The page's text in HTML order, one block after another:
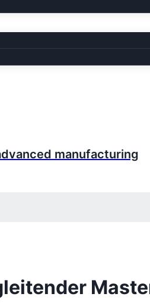
manufacturing